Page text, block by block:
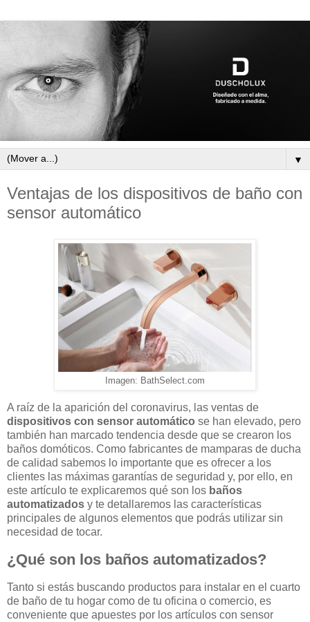
▼
Ventajas de los dispositivos de baño con
sensor automático
Imagen: BathSelect.com
A raíz de la aparición del coronavirus, las ventas de
dispositivos con sensor automático se han elevado, pero
también han marcado tendencia desde que se crearon los
baños domóticos. Como fabricantes de mamparas de ducha
de calidad sabemos lo importante que es ofrecer a los
clientes las máximas garantías de seguridad y, por ello, en
este artículo te explicaremos qué son los baños
automatizados y te detallaremos las características
principales de algunos elementos que podrás utilizar sin
necesidad de tocar.
¿Qué son los baños automatizados?
Tanto si estás buscando productos para instalar en el cuarto
de baño de tu hogar como de tu oficina o comercio, es
conveniente que apuestes por los artículos con sensor